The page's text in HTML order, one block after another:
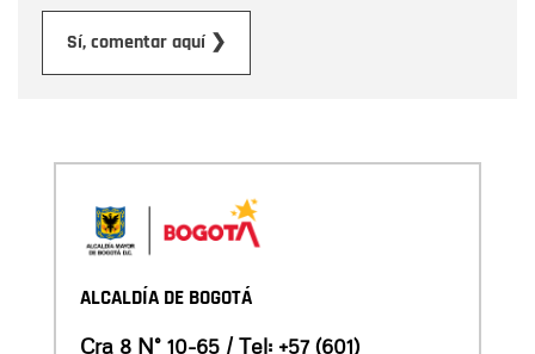
Sí, comentar aquí ❯
ALCALDÍA DE BOGOTÁ
Cra 8 N° 10-65 / Tel: +57 (601)